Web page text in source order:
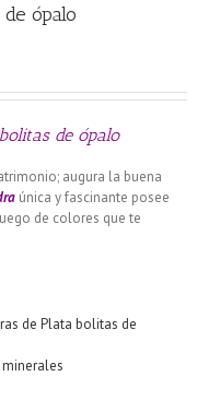
ópalo
de ópalo
augura la buena
única y fascinante posee
de colores que te
de Plata bolitas de